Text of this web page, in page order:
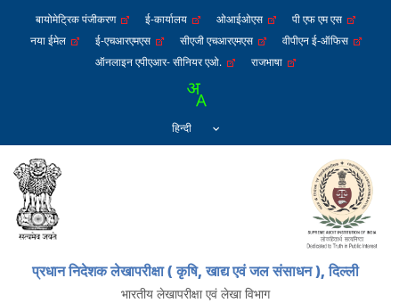
बायोमेट्रिक पंजीकरण ई-कार्यालय ओआईओएस
पी एफ एम एस
नया ईमेल
ई-एचआरएमएस सीएजी एचआरएमएस
वीपीएन ई-ऑफिस
ऑनलाइन एपीएआर- सीनियर एओ.
राजभाषा
प्रधान निदेशक लेखापरीक्षा ( कृषि, खाद्य एवं जल संसाधन ), दिल्ली
भारतीय लेखापरीक्षा एवं लेखा विभाग